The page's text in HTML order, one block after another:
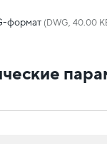
формат (DWG, 40.00